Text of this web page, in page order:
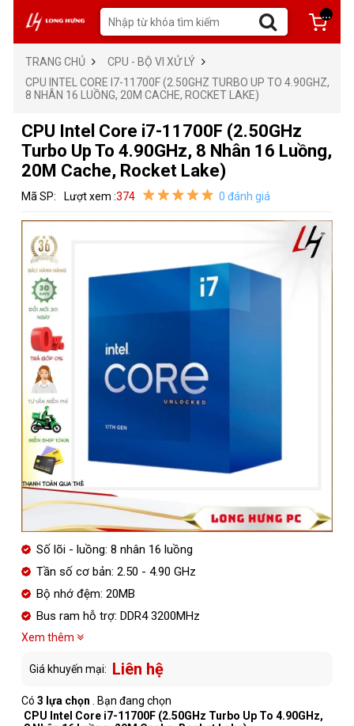
...
TRANG CHỦ
CPU - BỘ VI XỬ LÝ
CPU INTEL CORE I7-11700F (2.50GHZ TURBO UP TO 4.90GHZ,
8 NHÂN 16 LUỒNG, 20M CACHE, ROCKET LAKE)
CPU Intel Core i7-11700F (2.50GHz
Turbo Up To 4.90GHz, 8 Nhân 16 Luồng,
20M Cache, Rocket Lake)
Mã SP: Lượt xem :374 0 đánh giá
Số lõi - luồng: 8 nhân 16 luồng
Tần số cơ bản: 2.50 - 4.90 GHz
Bộ nhớ đệm: 20MB
Bus ram hỗ trợ: DDR4 3200MHz
Xem thêm
Giá khuyến mại: Liên hệ
Có 3 lựa chọn
. Bạn đang chọn
CPU Intel Core i7-11700F (2.50GHz Turbo Up To 4.90GHz,